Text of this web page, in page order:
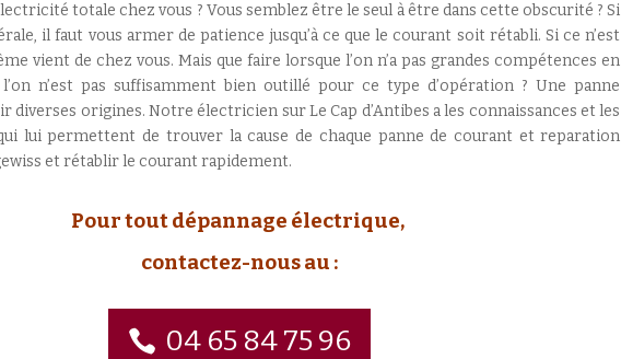
totale chez vous ? Vous semblez être le seul à être dans cette obscurité ? Si
il faut vous armer de patience jusqu’à ce que le courant soit rétabli. Si ce n’est
vient de chez vous. Mais que faire lorsque l’on n’a pas grandes compétences en
n’est pas suffisamment bien outillé pour ce type d’opération ? Une panne
diverses origines. Notre électricien sur Le Cap d’Antibes a les connaissances et les
lui permettent de trouver la cause de chaque panne de courant et reparation
et rétablir le courant rapidement.
Pour tout dépannage électrique,
contactez-nous au :
04 65 84 75 96